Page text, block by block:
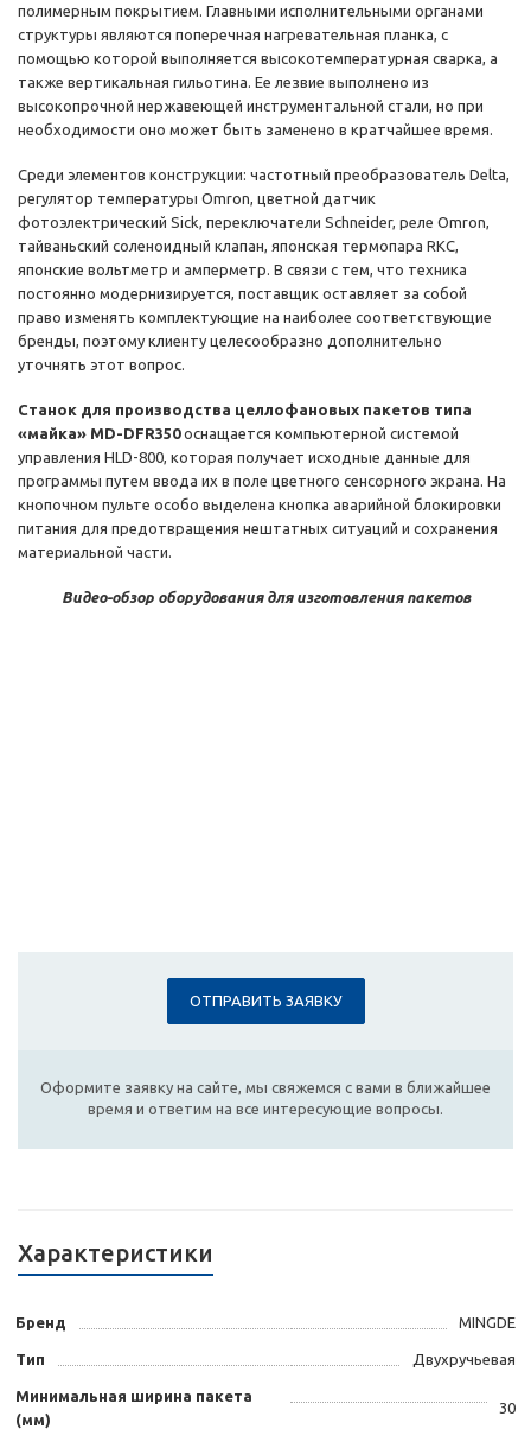
полимерным покрытием. Главными исполнительными органами
структуры являются поперечная нагревательная планка, с
помощью которой выполняется высокотемпературная сварка, а
также вертикальная гильотина. Ее лезвие выполнено из
высокопрочной нержавеющей инструментальной стали, но при
необходимости оно может быть заменено в кратчайшее время.
Среди элементов конструкции: частотный преобразователь Delta,
регулятор температуры Omron, цветной датчик
фотоэлектрический Sick, переключатели Schneider, реле Omron,
тайваньский соленоидный клапан, японская термопара RKC,
японские вольтметр и амперметр. В связи с тем, что техника
постоянно модернизируется, поставщик оставляет за собой
право изменять комплектующие на наиболее соответствующие
бренды, поэтому клиенту целесообразно дополнительно
уточнять этот вопрос.
Станок для производства целлофановых пакетов типа
«майка» MD-DFR350оснащается компьютерной системой
управления HLD-800, которая получает исходные данные для
программы путем ввода их в поле цветного сенсорного экрана. На
кнопочном пульте особо выделена кнопка аварийной блокировки
питания для предотвращения нештатных ситуаций и сохранения
материальной части.
Видео-обзор оборудования для изготовления пакетов
ОТПРАВИТЬ ЗАЯВКУ
Оформите заявку на сайте, мы свяжемся с вами в ближайшее
время и ответим на все интересующие вопросы.
Характеристики
Бренд MINGDE
Тип Двухручьевая
Минимальная ширина пакета
(мм)
30